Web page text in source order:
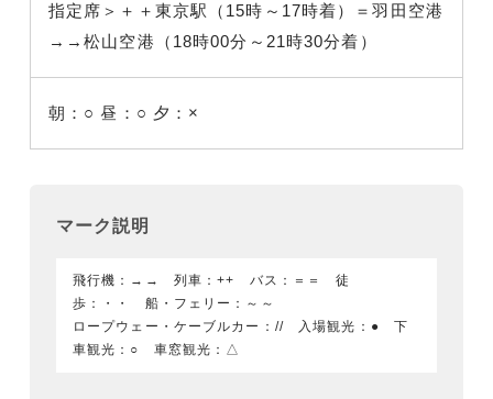
指定席＞＋＋東京駅（15時～17時着）＝羽田空港
→→松山空港（18時00分～21時30分着）
朝：○ 昼：○ 夕：×
マーク説明
飛行機：→→ 列車：++ バス：＝＝ 徒
歩：・・ 船・フェリー：～～
ロープウェー・ケーブルカー：// 入場観光：● 下
車観光：○ 車窓観光：△